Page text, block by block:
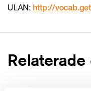
ULAN: http://